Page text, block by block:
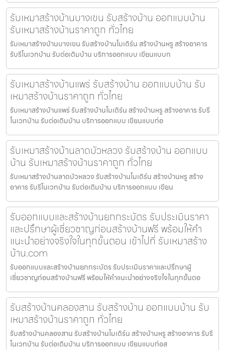
รับเหมาสร้างบ้านบางเขน รับสร้างบ้าน ออกแบบบ้าน
รับเหมาสร้างบ้านราคาถูก ทั่วไทย
รับเหมาสร้างบ้านบางเขน รับสร้างบ้านโมเดิร์น สร้างบ้านหรู สร้างอาคาร
รับรีโนเวทบ้าน รับต่อเติมบ้าน บริการออกแบบ เขียนแบบก
รับเหมาสร้างบ้านแพร่ รับสร้างบ้าน ออกแบบบ้าน รับ
เหมาสร้างบ้านราคาถูก ทั่วไทย
รับเหมาสร้างบ้านแพร่ รับสร้างบ้านโมเดิร์น สร้างบ้านหรู สร้างอาคาร รับรี
โนเวทบ้าน รับต่อเติมบ้าน บริการออกแบบ เขียนแบบก่อ
รับเหมาสร้างบ้านลาดบัวหลวง รับสร้างบ้าน ออกแบบ
บ้าน รับเหมาสร้างบ้านราคาถูก ทั่วไทย
รับเหมาสร้างบ้านลาดบัวหลวง รับสร้างบ้านโมเดิร์น สร้างบ้านหรู สร้าง
อาคาร รับรีโนเวทบ้าน รับต่อเติมบ้าน บริการออกแบบ เขียน
รับออกแบบและสร้างบ้านยกกระบัตร รับประเมินราคา
และปรึกษาผู้เชี่ยวชาญก่อนสร้างบ้านฟรี พร้อมให้คำ
แนะนำอย่างจริงใจในทุกขั้นตอน เข้าไปที่ รับเหมาสร้าง
บ้าน.com
รับออกแบบและสร้างบ้านยกกระบัตร รับประเมินราคาและปรึกษาผู้
เชี่ยวชาญก่อนสร้างบ้านฟรี พร้อมให้คำแนะนำอย่างจริงใจในทุกขั้นตอ
รับสร้างบ้านคลองสาน รับสร้างบ้าน ออกแบบบ้าน รับ
เหมาสร้างบ้านราคาถูก ทั่วไทย
รับสร้างบ้านคลองสาน รับสร้างบ้านโมเดิร์น สร้างบ้านหรู สร้างอาคาร รับรี
โนเวทบ้าน รับต่อเติมบ้าน บริการออกแบบ เขียนแบบก่อส